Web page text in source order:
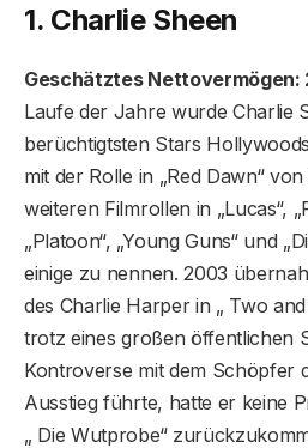
1. Charlie Sheen
Geschätztes Nettovermögen:
Laufe der Jahre wurde Charlie
berüchtigtsten Stars
mit der Rolle in „Red Dawn“
weiteren Filmrollen in „Lucas“,
„Platoon“, „Young Guns“ und
einige zu nennen. 2003
des Charlie Harper in „ Two
trotz eines großen öffentlichen
Kontroverse mit dem Schöpfer
Ausstieg führte, hatte er keine
„ Die Wutprobe“